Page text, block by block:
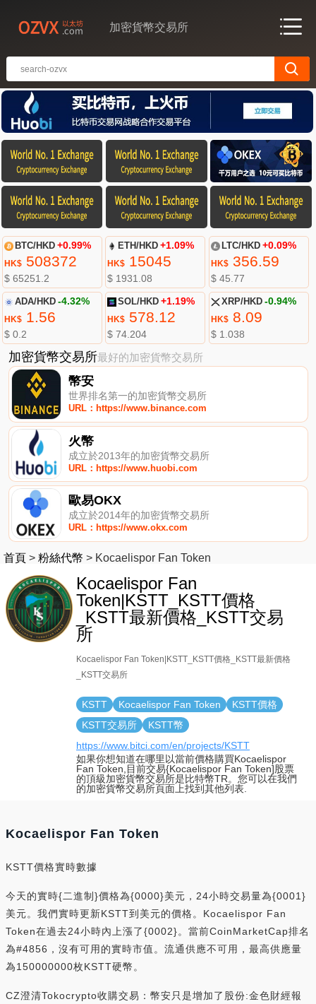
加密貨幣交易所
BTC/HKD +0.99%
HK$508372
$ 65251.2
ETH/HKD +1.09%
HK$ 15045
$ 1931.08
LTC/HKD +0.09%
HK$356.59
$ 45.77
ADA/HKD -4.32%
HK$1.56
$ 0.2
SOL/HKD +1.19%
HK$ 578.12
$ 74.204
XRP/HKD -0.94%
HK$8.09
$ 1.038
加密貨幣交易所最好的加密貨幣交易所
幣安
世界排名第一的加密貨幣交易所
URL：https://www.binance.com
火幣
成立於2013年的加密貨幣交易所
URL：https://www.huobi.com
歐易OKX
成立於2014年的加密貨幣交易所
URL：https://www.okx.com
首頁 > 粉絲代幣 > Kocaelispor Fan Token
Kocaelispor Fan
Token|KSTT_KSTT價格
_KSTT最新價格_KSTT交易
所
Kocaelispor Fan Token|KSTT_KSTT價格_KSTT最新價格
_KSTT交易所
KSTT Kocaelispor Fan Token
KSTT價格
KSTT交易所
KSTT幣
https://www.bitci.com/en/projects/KSTT
如果你想知道在哪里以當前價格購買Kocaelispor
Fan Token,目前交易{Kocaelispor Fan Token]股票
的頂級加密貨幣交易所是比特幣TR。您可以在我們
的加密貨幣交易所頁面上找到其他列表.
Kocaelispor Fan Token
KSTT價格實時數據
今天的實時{二進制}價格為{0000}美元，24小時交易量為{0001}
美元。我們實時更新KSTT到美元的價格。Kocaelispor Fan
Token在過去24小時內上漲了{0002}。當前CoinMarketCap排名
為#4856，沒有可用的實時市值。流通供應不可用，最高供應量
為150000000枚KSTT硬幣。
CZ澄清Tokocrypto收購交易：幣安只是增加了股份:金色財經報